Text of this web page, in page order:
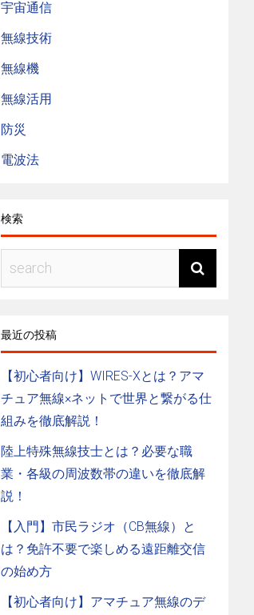
宇宙通信
無線技術
無線機
無線活用
防災
電波法
検索
最近の投稿
【初心者向け】WIRES-Xとは？アマ
チュア無線×ネットで世界と繋がる仕
組みを徹底解説！
陸上特殊無線技士とは？必要な職
業・各級の周波数帯の違いを徹底解
説！
【入門】市民ラジオ（CB無線）と
は？免許不要で楽しめる遠距離交信
の始め方
【初心者向け】アマチュア無線のデ